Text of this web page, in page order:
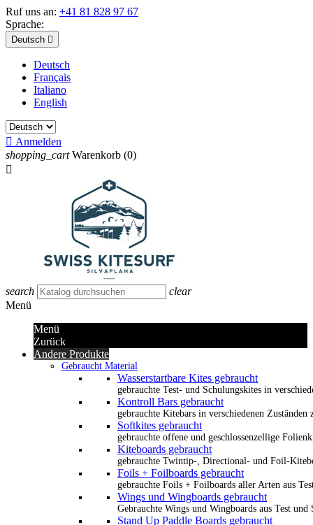
Ruf uns an: +41 81 828 97 67
Sprache:
Deutsch 
Deutsch
Français
Italiano
English
 Anmelden
shopping_cart Warenkorb (0)

search
clear
Menü
Menü
Zurück
Andere Produkte
Gebraucht Material
Wasserstartbare Kites gebraucht
gebrauchte Test- und Schulungskites in
Kontroll Bars gebraucht
gebrauchte Kitebars in verschiedenen Zuständen
Softkites gebraucht
gebrauchte offene und geschlossenzellige
Kiteboards gebraucht
gebrauchte Twintip-, Directional- und Foil-
Foils + Foilboards gebraucht
gebrauchte Foils + Foilboards aller Arten aus
Wings und Wingboards gebraucht
Gebrauchte Wings und Wingboards aus Test und
Stand Up Paddle Boards gebraucht